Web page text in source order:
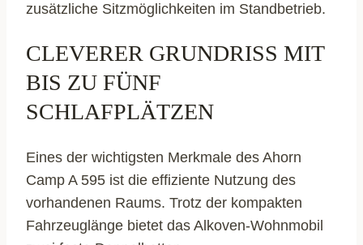
zusätzliche Sitzmöglichkeiten im Standbetrieb.
CLEVERER GRUNDRISS MIT
BIS ZU FÜNF
SCHLAFPLÄTZEN
Eines der wichtigsten Merkmale des Ahorn
Camp A 595 ist die effiziente Nutzung des
vorhandenen Raums. Trotz der kompakten
Fahrzeuglänge bietet das Alkoven-Wohnmobil